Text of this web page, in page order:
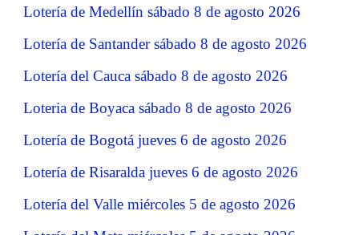
Lotería de Medellín sábado 8 de agosto 2026
Lotería de Santander sábado 8 de agosto 2026
Lotería del Cauca sábado 8 de agosto 2026
Loteria de Boyaca sábado 8 de agosto 2026
Lotería de Bogotá jueves 6 de agosto 2026
Lotería de Risaralda jueves 6 de agosto 2026
Lotería del Valle miércoles 5 de agosto 2026